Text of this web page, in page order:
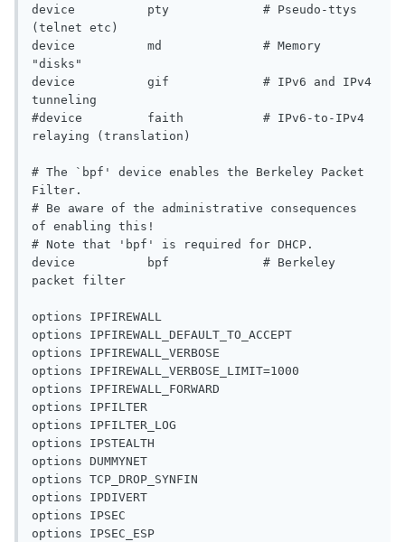
device          pty             # Pseudo-ttys
(telnet etc)
device          md              # Memory
"disks"
device          gif             # IPv6 and IPv4
tunneling
#device         faith           # IPv6-to-IPv4
relaying (translation)
# The `bpf' device enables the Berkeley Packet
Filter.
# Be aware of the administrative consequences
of enabling this!
# Note that 'bpf' is required for DHCP.
device          bpf             # Berkeley
packet filter
options IPFIREWALL
options IPFIREWALL_DEFAULT_TO_ACCEPT
options IPFIREWALL_VERBOSE
options IPFIREWALL_VERBOSE_LIMIT=1000
options IPFIREWALL_FORWARD
options IPFILTER
options IPFILTER_LOG
options IPSTEALTH
options DUMMYNET
options TCP_DROP_SYNFIN
options IPDIVERT
options IPSEC
options IPSEC_ESP